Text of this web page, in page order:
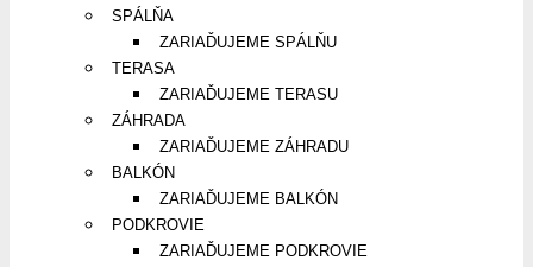
SPÁLŇA
ZARIAĎUJEME SPÁLŇU
TERASA
ZARIAĎUJEME TERASU
ZÁHRADA
ZARIAĎUJEME ZÁHRADU
BALKÓN
ZARIAĎUJEME BALKÓN
PODKROVIE
ZARIAĎUJEME PODKROVIE